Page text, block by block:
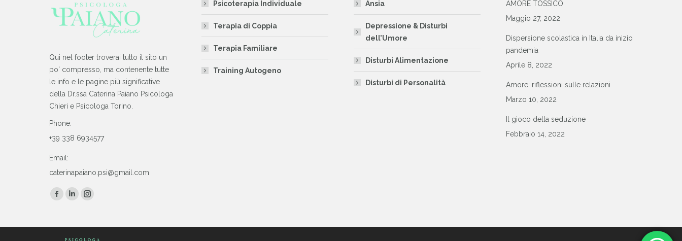
Qui nel footer troverai tutto il sito un
po' compresso, ma contenente tutte
le info e le pagine più significative
della Dr.ssa Caterina Paiano Psicologa
Chieri e Psicologa Torino.
Phone:
+39 338 6934577
Email:
caterinapaiano.psi@gmail.com
Find us on:
Facebook
opens
Linkedin
opens
in
Instagram
opens
in
Psicoterapia Individuale
Terapia di Coppia
Terapia Familiare
Training Autogeno
Ansia
Depressione & Disturbi
dell’Umore
Disturbi Alimentazione
Disturbi di Personalità
AMORE TOSSICO
Maggio 27, 2022
Dispersione scolastica in Italia da inizio
pandemia
Aprile 8, 2022
Amore: riflessioni sulle relazioni
Marzo 10, 2022
Il gioco della seduzione
Febbraio 14, 2022